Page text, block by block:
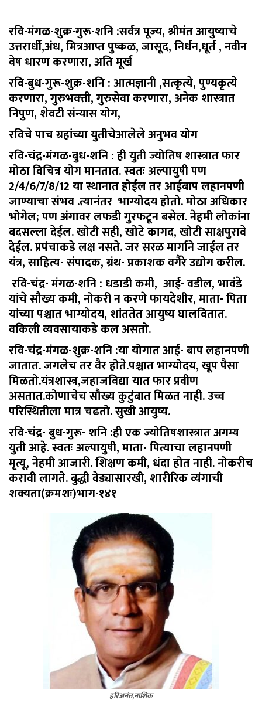
रवि-मंगळ-शुक्र-गुरू-शनि :सर्वत्र पूज्य, श्रीमंत आयुष्याचे
उत्तरार्धी,अंध, मित्रआप्त पुष्कळ, जासूद, निर्धन,धूर्त , नवीन
वेष धारण करणारा, अति मूर्ख
रवि-बुध-गुरू-शुक्र-शनि :आत्मज्ञानी ,सत्कृत्ये, पुण्यकृत्ये
करणारा, गुरुभक्त्ती, गुरुसेवा करणारा, अनेक शास्त्रात
निपुण, शेवटी संन्यास योग,
रविचे पाच ग्रहांच्या युतीचेआलेले अनुभव योग
रवि-चंद्र-मंगळ-बुध-शनि :ही युती ज्योतिष शास्त्रात फार
मोठा विचित्र योग मानतात. स्वतः अल्पायुषी पण
2/4/6/7/8/12 या स्थानात होईल तर आईबाप लहानपणी
जाण्याचा संभव .त्यानंतर भाग्योदय होतो. मोठा अधिकार
भोगेल; पण अंगावर लफडी गुरफटून बसेल. नेहमी लोकांना
बदसल्ला देईल. खोटी सही, खोटे कागद, खोटी साक्षपुरावे
देईल. प्रपंचाकडे लक्ष नसते. जर सरळ मार्गाने जाईल तर
यंत्र, साहित्य- संपादक, ग्रंथ- प्रकाशक वगैरे उद्योग करील.
रवि-चंद्र- मंगळ-शनि : धडाडी कमी, आई- वडील, भावंडे
यांचे सौख्य कमी, नोकरी न करणे फायदेशीर, माता- पिता
यांच्या पश्चात भाग्योदय, शांततेत आयुष्य घालवितात.
वकिली व्यवसायाकडे कल असतो.
रवि-चंद्र-मंगळ-शुक्र-शनि :या योगात आई- बाप लहानपणी
जातात. जगलेच तर वैर होते.पश्चात भाग्योदय, खूप पैसा
मिळतो.यंत्रशास्त्र,जहाजविद्या यात फार प्रवीण
असतात.कोणाचेच सौख्य कुटुंबात मिळत नाही. उच्च
परिस्थितीला मात्र चढतो. सुखी आयुष्य.
रवि-चंद्र- बुध-गुरू- शनि :ही एक ज्योतिषशास्त्रात अगम्य
युती आहे. स्वतः अल्पायुषी, माता- पित्याचा लहानपणी
मृत्यू, नेहमी आजारी. शिक्षण कमी, धंदा होत नाही. नोकरीच
करावी लागते. बुद्धी वेड्यासारखी, शारीरिक व्यंगाची
शक्यता(क्रमशः)भाग-१४१
हरिअनंत,नाशिक